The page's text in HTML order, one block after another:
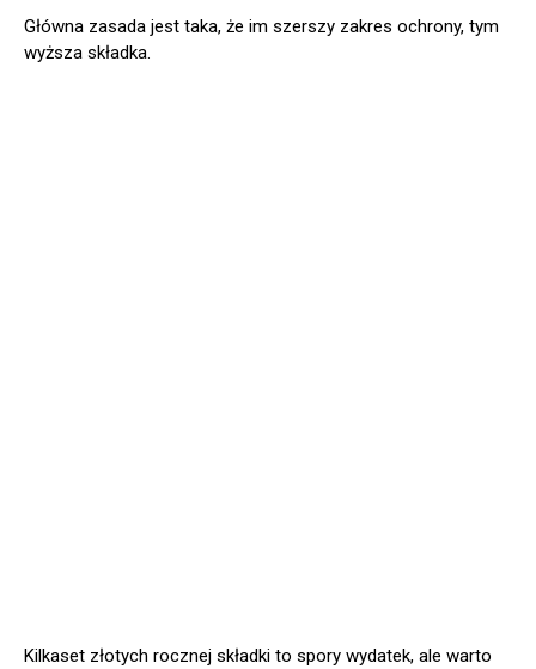
Główna zasada jest taka, że im szerszy zakres ochrony, tym
wyższa składka.
Kilkaset złotych rocznej składki to spory wydatek, ale warto